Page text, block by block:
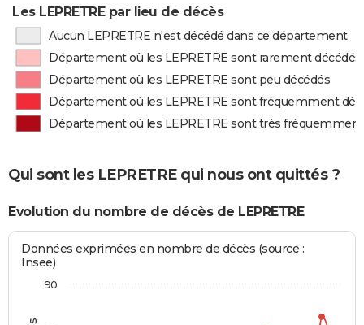
Les LEPRETRE par lieu de décès
Aucun LEPRETRE n'est décédé dans ce département
Département où les LEPRETRE sont rarement décédés
Département où les LEPRETRE sont peu décédés
Département où les LEPRETRE sont fréquemment
Département où les LEPRETRE sont très
Qui sont les LEPRETRE qui nous ont quittés ?
Evolution du nombre de décès de LEPRETRE
Données exprimées en nombre de décès (source :
Insee)
90